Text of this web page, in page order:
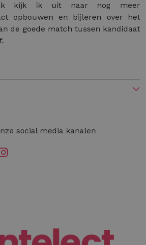
kijk ik uit naar nog meer
opbouwen en bijleren over het
de goede match tussen kandidaat
social media kanalen